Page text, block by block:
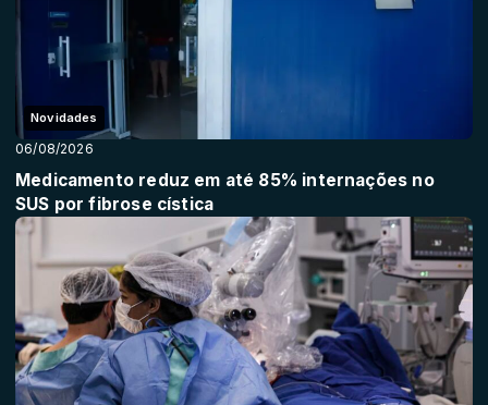
Novidades
06/08/2026
Medicamento reduz em até 85% internações no
SUS por fibrose cística